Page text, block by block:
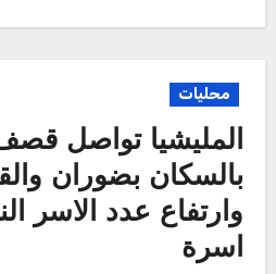
محليات
المليشيا تواصل
بالسكان بضوران
اسرة